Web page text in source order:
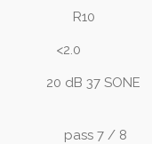
R10
<2.0
SONE
pass 7 / 8